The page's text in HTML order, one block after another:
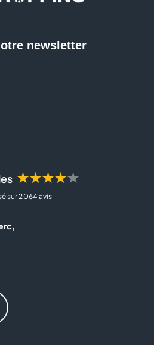
★★★★★
sur 2 064 avis
newsletter